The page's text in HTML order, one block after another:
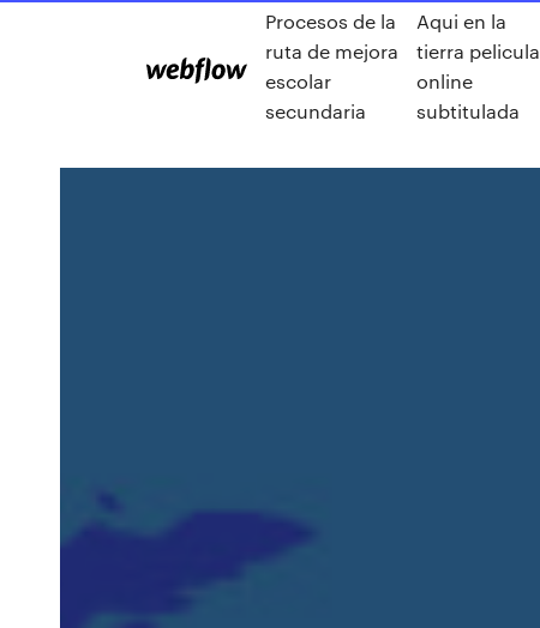
Procesos de la
ruta de mejora
escolar
secundaria
Aqui en la
tierra pelicula
online
subtitulada